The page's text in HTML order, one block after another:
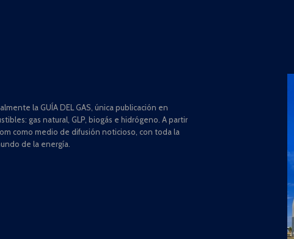
la GUÍA DEL GAS, única publicación en
gas natural, GLP, biogás e hidrógeno. A partir
como medio de difusión noticioso, con toda la
de la energía.